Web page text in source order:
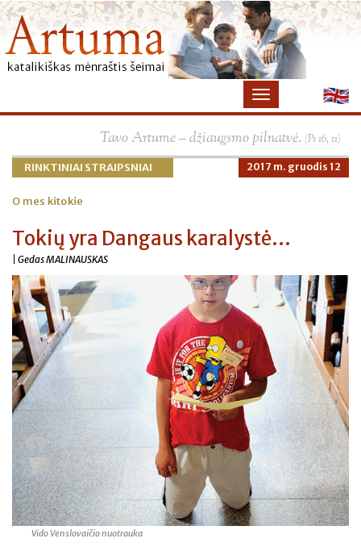
Tavo Artume – džiaugsmo pilnatvė. (Ps 16, 11)
RINKTINIAI STRAIPSNIAI 2017 m. gruodis 12
O mes kitokie
Tokių yra Dangaus karalystė...
| Gedas MALINAUSKAS
Vido Venslovaičio nuotrauka
×